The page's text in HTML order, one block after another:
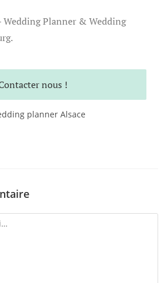
Planner & Wedding
nous !